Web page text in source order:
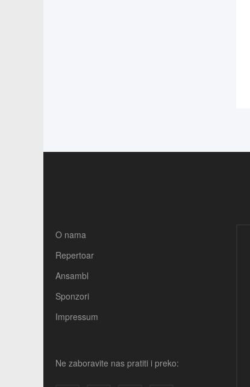
O nama
Repertoar
Ansambl
Sponzori
Impressum
Ne zaboravite nas pratiti i preko: